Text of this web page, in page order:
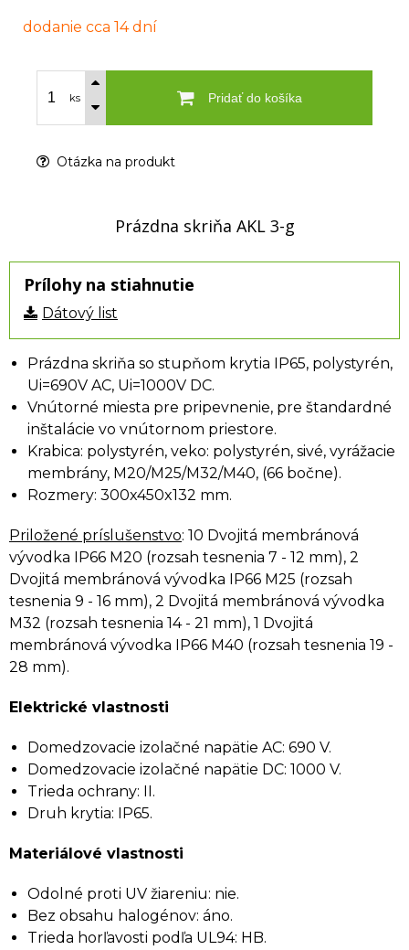
dodanie cca 14 dní
ks Pridať do košíka
Otázka na produkt
Prázdna skriňa AKL 3-g
Prílohy na stiahnutie
Dátový list
Prázdna skriňa so stupňom krytia IP65, polystyrén,
Ui=690V AC, Ui=1000V DC.
Vnútorné miesta pre pripevnenie, pre štandardné
inštalácie vo vnútornom priestore.
Krabica: polystyrén, veko: polystyrén, sivé, vyrážacie
membrány, M20/M25/M32/M40, (66 bočne).
Rozmery: 300x450x132 mm.
Priložené príslušenstvo: 10 Dvojitá membránová
vývodka IP66 M20 (rozsah tesnenia 7 - 12 mm), 2
Dvojitá membránová vývodka IP66 M25 (rozsah
tesnenia 9 - 16 mm), 2 Dvojitá membránová vývodka
M32 (rozsah tesnenia 14 - 21 mm), 1 Dvojitá
membránová vývodka IP66 M40 (rozsah tesnenia 19 -
28 mm).
Elektrické vlastnosti
Domedzovacie izolačné napätie AC: 690 V.
Domedzovacie izolačné napätie DC: 1000 V.
Trieda ochrany: II.
Druh krytia: IP65.
Materiálové vlastnosti
Odolné proti UV žiareniu: nie.
Bez obsahu halogénov: áno.
Trieda horľavosti podľa UL94: HB.